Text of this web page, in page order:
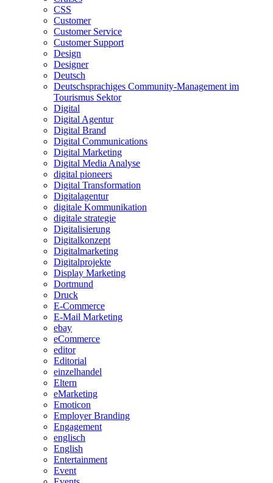
CSS
Customer
Customer Service
Customer Support
Design
Designer
Deutsch
Deutschsprachiges Community-Management im
Tourismus Sektor
Digital
Digital Agentur
Digital Brand
Digital Communications
Digital Marketing
Digital Media Analyse
digital pioneers
Digital Transformation
Digitalagentur
digitale Kommunikation
digitale strategie
Digitalisierung
Digitalkonzept
Digitalmarketing
Digitalprojekte
Display Marketing
Dortmund
Druck
E-Commerce
E-Mail Marketing
ebay
eCommerce
editor
Editorial
einzelhandel
Eltern
eMarketing
Emoticon
Employer Branding
Engagement
englisch
English
Entertainment
Event